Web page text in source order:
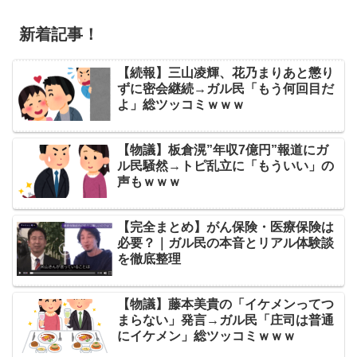
新着記事！
【続報】三山凌輝、花乃まりあと懲り
ずに密会継続→ガル民「もう何回目だ
よ」総ツッコミｗｗｗ
【物議】板倉滉”年収7億円”報道にガ
ル民騒然→トピ乱立に「もういい」の
声もｗｗｗ
【完全まとめ】がん保険・医療保険は
必要？｜ガル民の本音とリアル体験談
を徹底整理
【物議】藤本美貴の「イケメンってつ
まらない」発言→ガル民「庄司は普通
にイケメン」総ツッコミｗｗｗ